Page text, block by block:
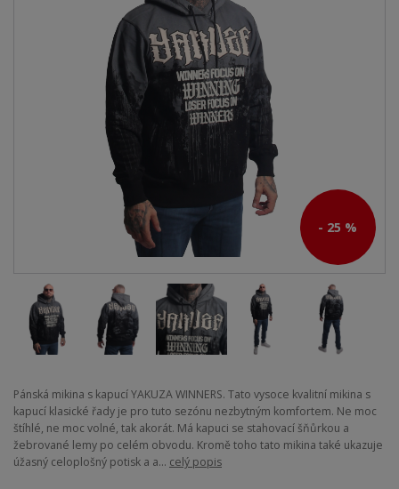
- 25 %
Pánská mikina s kapucí YAKUZA WINNERS. Tato vysoce kvalitní mikina s
kapucí klasické řady je pro tuto sezónu nezbytným komfortem. Ne moc
štíhlé, ne moc volné, tak akorát. Má kapuci se stahovací šňůrkou a
žebrované lemy po celém obvodu. Kromě toho tato mikina také ukazuje
úžasný celoplošný potisk a a... celý popis